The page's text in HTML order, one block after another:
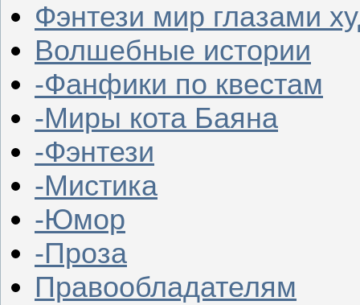
Фэнтези мир глазами
Волшебные истории
-Фанфики по квестам
-Миры кота Баяна
-Фэнтези
-Мистика
-Юмор
-Проза
Правообладателям